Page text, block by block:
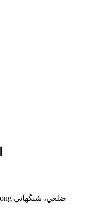
No.118 Xiuyan روڊ، Pudong ضلعي، شنگھائي